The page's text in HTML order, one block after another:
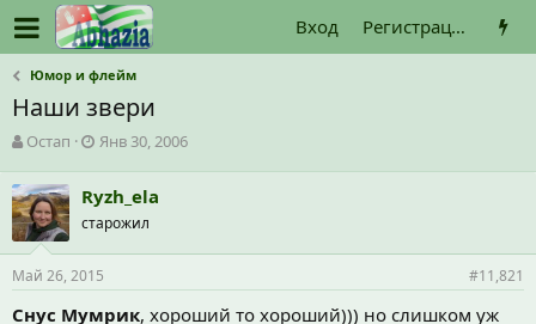
Вход Регистрация
Юмор и флейм
Наши звери
А
т
о
р
т
е
м
ы
Остап
Д
а
н
ч
а
л
Янв 30, 2006
Ryzh_ela
старожил
Май 26, 2015 #11,821
Снус Мумрик, хороший то хороший))) но слишком уж